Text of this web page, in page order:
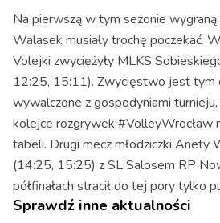
Na pierwszą w tym sezonie wygraną
Walasek musiały trochę poczekać.
Volejki zwyciężyły MLKS
12:25, 15:11). Zwycięstwo jest tym
wywalczone z gospodyniami
kolejce rozgrywek #VolleyWrocław
tabeli. Drugi mecz młodziczki Anety
(14:25, 15:25) z SL Salosem RP
półfinałach stracił do tej pory tylko
Sprawdź inne aktualności